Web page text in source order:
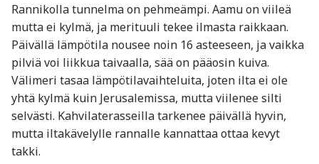
Rannikolla tunnelma on pehmeämpi. Aamu on viileä
mutta ei kylmä, ja merituuli tekee ilmasta raikkaan.
Päivällä lämpötila nousee noin 16 asteeseen, ja vaikka
pilviä voi liikkua taivaalla, sää on pääosin kuiva.
Välimeri tasaa lämpötilavaihteluita, joten ilta ei ole
yhtä kylmä kuin Jerusalemissa, mutta viilenee silti
selvästi. Kahvilaterasseilla tarkenee päivällä hyvin,
mutta iltakävelylle rannalle kannattaa ottaa kevyt
takki.